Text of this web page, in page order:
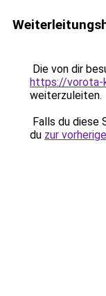
Die von dir
https://vorota-
weiterzuleiten.
Falls du diese
du zur